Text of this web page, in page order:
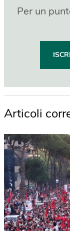
Per un
Articoli